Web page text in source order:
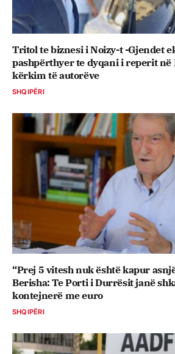
Tritol te biznesi i Noizy-t -Gjendet
pashpërthyer te dyqani i reperit në
kërkim të autorëve
SHQIPËRI
“Prej 5 vitesh nuk është kapur
Berisha: Te Porti i Durrësit janë
kontejnerë me euro
SHQIPËRI